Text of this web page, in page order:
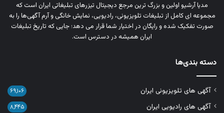
مدیا آرشیو اولین و بزرگ‌ ترین مرجع دیجیتال تیزرهای تبلیغاتی ایران است که
مجموعه‌ ای کامل از تبلیغات تلویزیونی، رادیویی، نمایش خانگی و آرم‌ آگهی‌ها را به‌
صورت تفکیک‌ شده و رایگان در اختیار شما قرار می‌ دهد؛ جایی که تاریخ تبلیغات
ایران همیشه در دسترس است.
دسته بندی‌ها
آگهی های تلویزیونی ایران ۶۹,۱۰۶
آگهی های رادیویی ایران ۸,۴۴۵